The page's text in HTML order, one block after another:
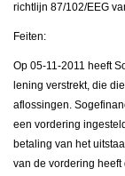
richtlijn 87/102/EEG
Feiten:
Op 05-11-2011 heeft
lening verstrekt, die
aflossingen.
een vordering
betaling van het
van de vordering